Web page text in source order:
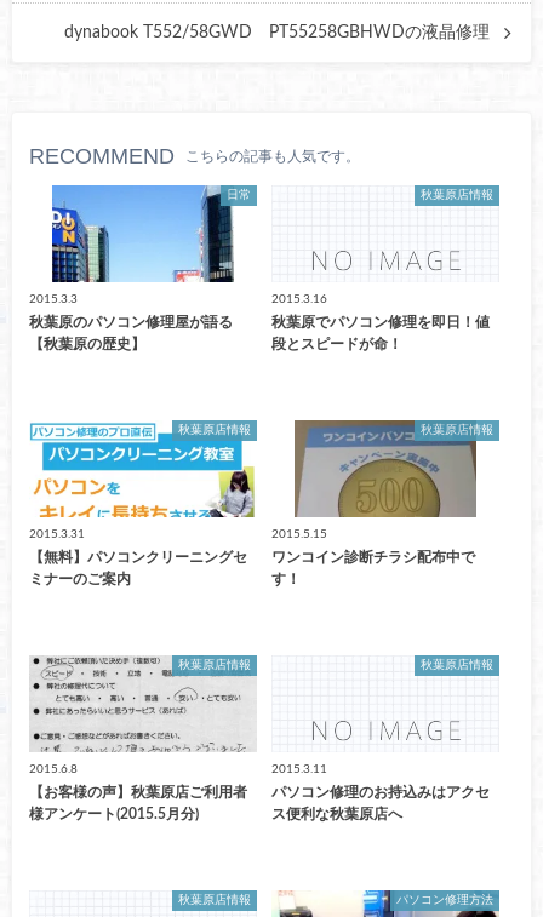
dynabook T552/58GWD PT55258GBHWDの液晶修理
RECOMMEND こちらの記事も人気です。
日常
2015.3.3
秋葉原のパソコン修理屋が語る
【秋葉原の歴史】
秋葉原店情報
2015.3.16
秋葉原でパソコン修理を即日！値
段とスピードが命！
秋葉原店情報
2015.3.31
【無料】パソコンクリーニングセ
ミナーのご案内
秋葉原店情報
2015.5.15
ワンコイン診断チラシ配布中で
す！
秋葉原店情報
2015.6.8
【お客様の声】秋葉原店ご利用者
様アンケート(2015.5月分)
秋葉原店情報
2015.3.11
パソコン修理のお持込みはアクセ
ス便利な秋葉原店へ
秋葉原店情報 パソコン修理方法